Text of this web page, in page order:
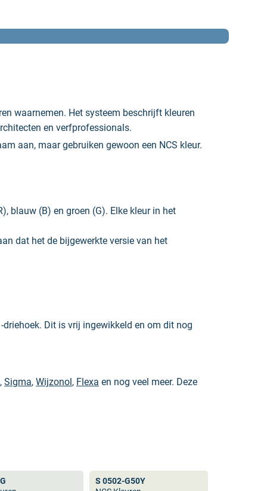
waarnemen. Het systeem beschrijft kleuren
en verfprofessionals.
aan, maar gebruiken gewoon een NCS kleur.
blauw (B) en groen (G). Elke kleur in het
dat het de bijgewerkte versie van het
driehoek. Dit is vrij ingewikkeld en om dit nog
, Sigma, Wijzonol, Flexa en nog veel meer. Deze
gebruikt in andere industrieën. Het grote
niet
. Dit geldt ook voor andere
S 0502-G50Y